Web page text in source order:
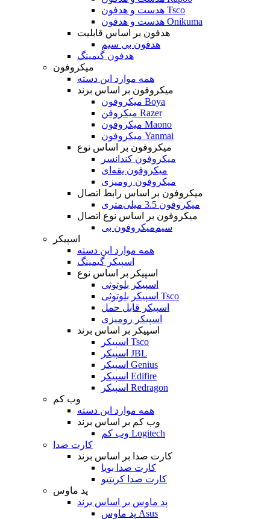
هدست و هدفون Tsco
هدست و هدفون Onikuma
هدفون بر اساس قابلیت
هدفون بی سیم
هدفون گیمینگ
میکروفون
همه موارد این دسته
میکروفون بر اساس برند
میکروفون Boya
میکروفن Razer
میکروفون Maono
میکروفون Yanmai
میکروفون بر اساس نوع
میکروفون کندانسر
میکروفون یقه‌ای
میکروفون رومیزی
میکروفون بر اساس رابط اتصال
میکروفون 3.5 میلی‌متری
میکروفون بر اساس نوع اتصال
میکروفون بی‌‎سیم
اسپیکر
همه موارد این دسته
اسپیکر گیمینگ
اسپیکر بر اساس نوع
اسپیکر بلوتوثی
اسپیکر بلوتوثی Tsco
اسپیکر قابل حمل
اسپیکر رومیزی
اسپیکر بر اساس برند
اسپیکر Tsco
اسپیکر JBL
اسپیکر Genius
اسپیکر Edifire
اسپیکر Redragon
وب کم
همه موارد این دسته
وب کم بر اساس برند
وب کم Logitech
کارت صدا
کارت صدا بر اساس برند
کارت صدا بویا
کارت صدا کریتیو
پد ماوس
پد ماوس بر اساس برند
پد ماوس Asus